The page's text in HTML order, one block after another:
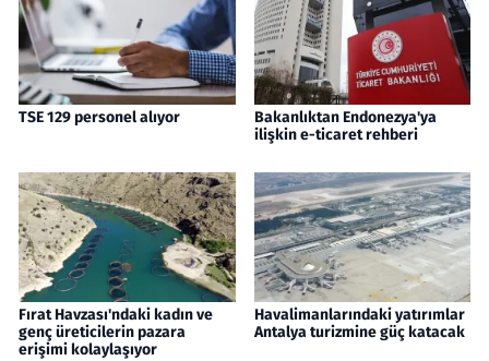
TSE 129 personel alıyor
Bakanlıktan Endonezya'ya
ilişkin e-ticaret rehberi
Fırat Havzası'ndaki kadın ve
genç üreticilerin pazara
erişimi kolaylaşıyor
Havalimanlarındaki yatırımlar
Antalya turizmine güç katacak